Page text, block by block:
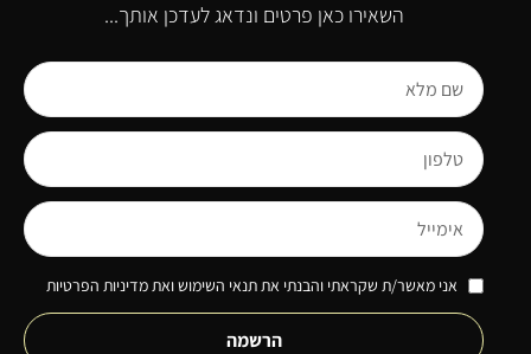
השאירו כאן פרטים ונדאג לעדכן אותך...
אני מאשר/ת שקראתי והבנתי את תנאי השימוש ואת מדיניות הפרטיות
הרשמה